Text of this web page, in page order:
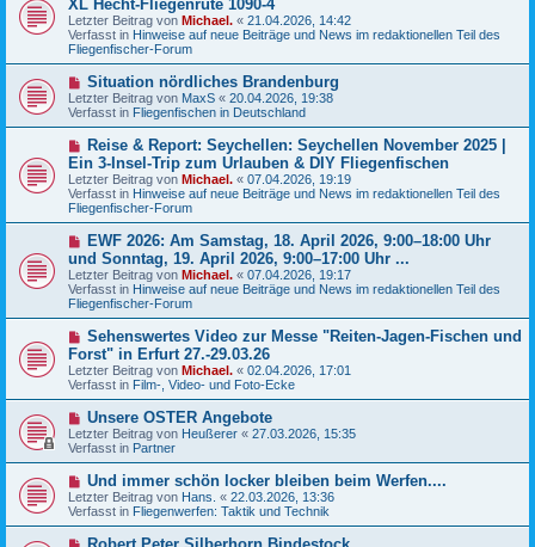
r
a
g
u
e
r
B
e
t
r
a
g
XL Hecht-Fliegenrute 1090-4
Letzter Beitrag von Michael. « 21.04.2026, 14:42
Verfasst in Hinweise auf neue Beiträge und News im redaktionellen Teil des
Fliegenfischer-Forum
N
e
u
e
B
e
i
t
r
a
g
Situation nördliches Brandenburg
Letzter Beitrag von MaxS « 20.04.2026, 19:38
Verfasst in Fliegenfischen in Deutschland
N
e
u
e
r
B
e
t
r
a
g
Reise & Report: Seychellen: Seychellen November 2025 |
Ein 3-Insel-Trip zum Urlauben & DIY Fliegenfischen
Letzter Beitrag von Michael. « 07.04.2026, 19:19
Verfasst in Hinweise auf neue Beiträge und News im redaktionellen Teil des
Fliegenfischer-Forum
N
u
e
r
B
e
t
r
a
EWF 2026: Am Samstag, 18. April 2026, 9:00–18:00 Uhr
und Sonntag, 19. April 2026, 9:00–17:00 Uhr ...
Letzter Beitrag von Michael. « 07.04.2026, 19:17
Verfasst in Hinweise auf neue Beiträge und News im redaktionellen Teil des
Fliegenfischer-Forum
N
u
e
r
B
e
i
t
r
a
g
Sehenswertes Video zur Messe "Reiten-Jagen-Fischen und
Forst" in Erfurt 27.-29.03.26
Letzter Beitrag von Michael. « 02.04.2026, 17:01
Verfasst in Film-, Video- und Foto-Ecke
N
e
u
e
B
e
i
t
Unsere OSTER Angebote
Letzter Beitrag von Heußerer « 27.03.2026, 15:35
Verfasst in Partner
N
e
u
e
Und immer schön locker bleiben beim Werfen....
Letzter Beitrag von Hans. « 22.03.2026, 13:36
Verfasst in Fliegenwerfen: Taktik und Technik
N